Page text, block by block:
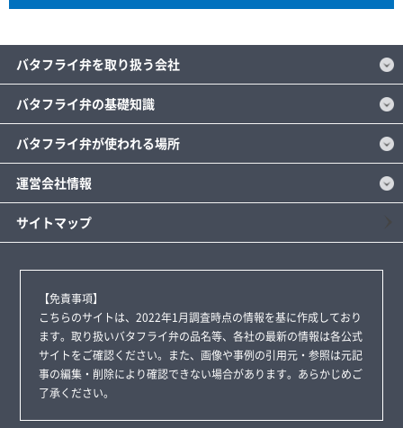
バタフライ弁を取り扱う会社
バタフライ弁の基礎知識
バタフライ弁が使われる場所
運営会社情報
サイトマップ
【免責事項】
こちらのサイトは、2022年1月調査時点の情報を基に作成しており
ます。取り扱いバタフライ弁の品名等、各社の最新の情報は各公式
サイトをご確認ください。また、画像や事例の引用元・参照は元記
事の編集・削除により確認できない場合があります。あらかじめご
了承ください。